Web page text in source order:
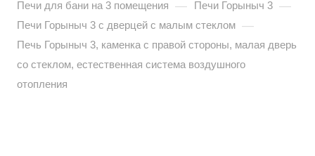
Печи для бани на 3 помещения — Печи Горыныч 3 —
Печи Горыныч 3 с дверцей с малым стеклом —
Печь Горыныч 3, каменка с правой стороны, малая дверь
со стеклом, естественная система воздушного
отопления